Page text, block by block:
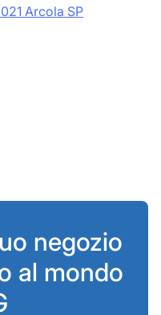
Arcola SP
negozio
al mondo